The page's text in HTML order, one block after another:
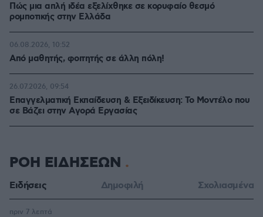
Πώς μια απλή ιδέα εξελίχθηκε σε κορυφαίο θεσμό
ρομποτικής στην Ελλάδα
Από μαθητής, φοιτητής σε άλλη πόλη!
06.08.2026, 10:52
Επαγγελματική Εκπαίδευση & Εξειδίκευση: Το Mοντέλο που
σε Bάζει στην Aγορά Eργασίας
26.07.2026, 09:54
ΡΟΗ ΕΙΔΗΣΕΩΝ
Ειδήσεις Δημοφιλή Σχολιασμένα
πριν 7 λεπτά